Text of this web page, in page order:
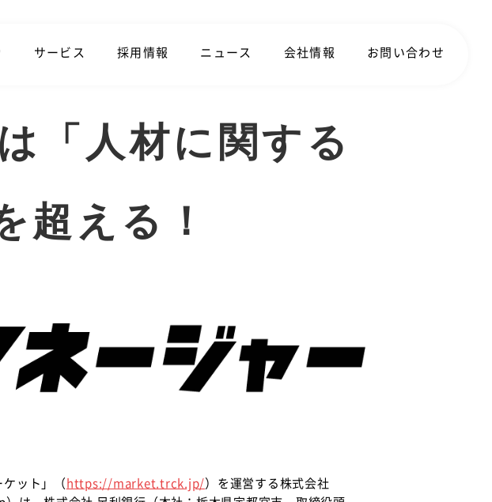
サービス 採用情報 ニュース 会社情報 お問い合わせ
「人材に関する
超える！
ット」（ https://market.trck.jp/ ）を運営する株式会社